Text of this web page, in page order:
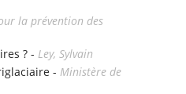
la prévention des
? - Ley, Sylvain
- Ministère de